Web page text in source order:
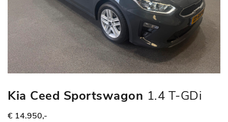
Kia Ceed Sportswagon 1.4 T-GDi
DynamicPlusLine
€ 14.950,-